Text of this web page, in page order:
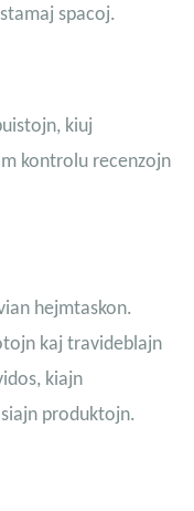
spacoj.
kiuj
kontrolu recenzojn
hejmtaskon.
kaj travideblajn
kiajn
produktojn.